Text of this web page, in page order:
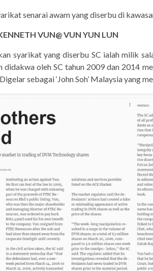
senarai awam yang diserbu di
VUN@ VUN YUN LUN
syarikat yang diserbu SC ialah milik
didakwa oleh SC tahun 2009 dan 2014
sebagai ‘John Soh’ Malaysia yang